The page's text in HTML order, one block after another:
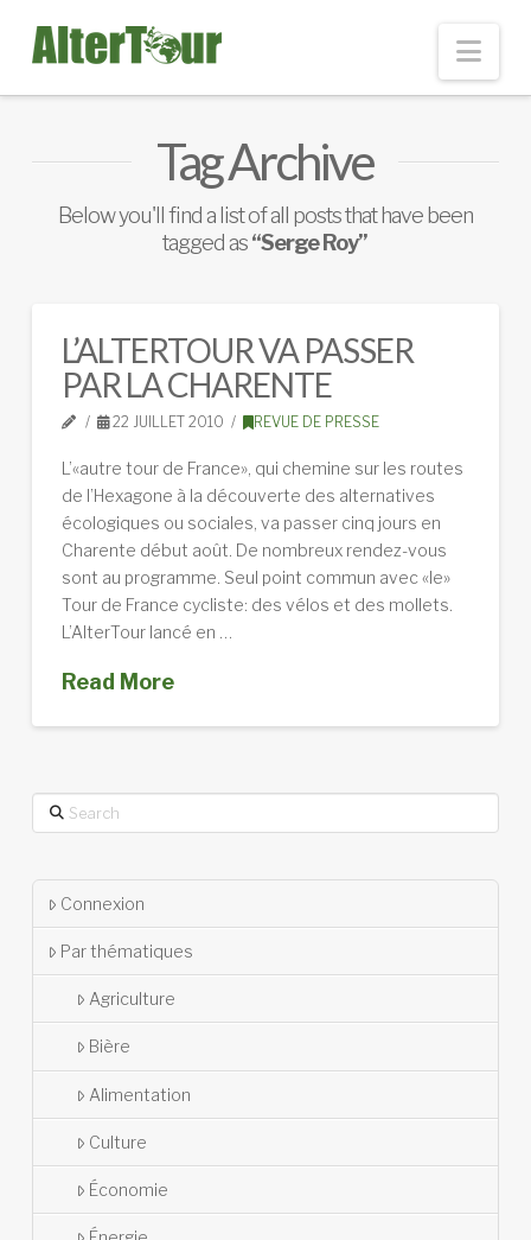
Tag Archive
Below you'll find a list of all posts that have been
tagged as“Serge Roy”
L’ALTERTOUR VA PASSER
PAR LA CHARENTE
22 JUILLET 2010 REVUE DE PRESSE
L’«autre tour de France», qui chemine sur les routes
de l’Hexagone à la découverte des alternatives
écologiques ou sociales, va passer cinq jours en
Charente début août. De nombreux rendez-vous
sont au programme. Seul point commun avec «le»
Tour de France cycliste: des vélos et des mollets.
L’AlterTour lancé en …
Read More
Search
Connexion
Par thématiques
Agriculture
Bière
Alimentation
Culture
Économie